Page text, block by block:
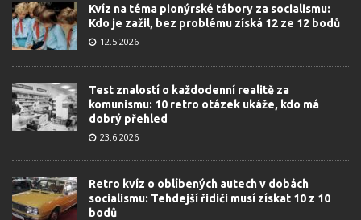
Kvíz na téma pionýrské tábory za socialismu:
Kdo je zažil, bez problému získá 12 ze 12 bodů
12.5.2026
Test znalostí o každodenní realitě za
komunismu: 10 retro otázek ukáže, kdo má
dobrý přehled
23.6.2026
Retro kvíz o oblíbených autech v dobách
socialismu: Tehdejší řidiči musí získat 10 z 10
bodů